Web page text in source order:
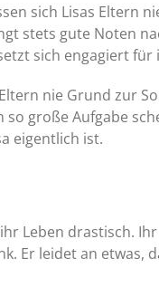
sich Lisas Eltern
stets gute Noten
sich engagiert
nie Grund zur
große Aufgabe
eigentlich ist.
Leben drastisch.
Er leidet an etwas,